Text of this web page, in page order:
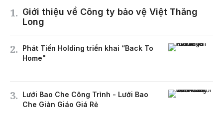
Giới thiệu về Công ty bảo vệ Việt Thăng
Long
Phát Tiến Holding triển khai “Back To
Home"
Lưới Bao Che Công Trình - Lưới Bao
Che Giàn Giáo Giá Rẻ